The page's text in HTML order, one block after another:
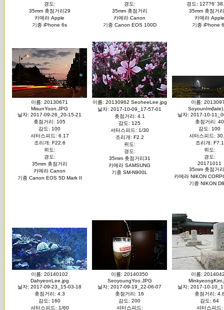
경도:
35mm 촛점거리29
카메라 Apple
기종 iPhone 6s
경도:
35mm 촛점거리
카메라 Canon
기종 Canon EOS 100D
경도: 127?6'
35mm 촛점거
카메라 Apple
기종 iPhone
이름: 20130671
MisunYoon.JPG
날자: 2017-09-26_20-15-21
촛점거리: 105
감도: 100
셔터스피드: 6.17
조리개: F22.6
위도:
경도:
35mm 촛점거리
카메라 Canon
기종 Canon EOS 5D Mark II
이름: 20130962 SeoheeLee.jpg
날자: 2017-10-09_17-57-01
촛점거리: 4.1
감도: 125
셔터스피드: 1/30
조리개: F2.2
위도:
경도:
35mm 촛점거리31
카메라 SAMSUNG
기종 SM-N900L
이름:
날자: 2017-10-
촛점거리: 40
감도: 100
셔터스피드:
조리개: F7.1
위도:
경도:
20171011
35mm 촛점거
카메라 NIKON
기종 NIKON
이름: 20140102
DahyeonLee.jpg
날자: 2017-09-23_15-03-18
촛점거리: 4.3
감도: 160
셔터스피드: 1/60
이름: 20140350
SeoyoungYoo.JPG
날자: 2017-09-19_22-06-07
촛점거리: 16
감도: 200
셔터스피드:
이름:
날자: 2017-10-
촛점거리:
감도: 64
셔터스피드: